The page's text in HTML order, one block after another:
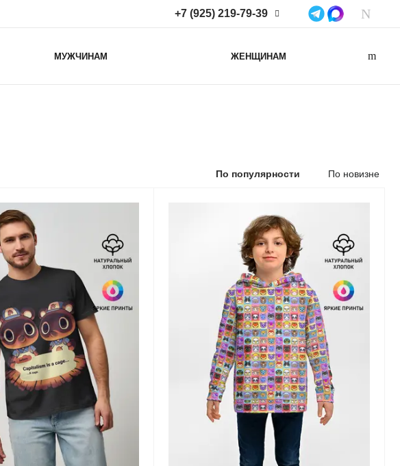
+7 (925) 219-79-39
Нижегородская область,
МУЖЧИНАМ ЖЕНЩИНАМ
По популярности По новизне